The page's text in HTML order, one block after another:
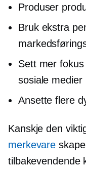
Produser
Bruk ekstra
Sett mer
sosiale medier
Ansette flere
Kanskje den
merkevare
tilbakevendende